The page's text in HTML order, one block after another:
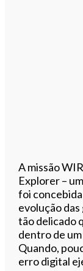
A missão
Explorer –
foi
evolução
tão delicado
dentro de
Quando,
erro digital